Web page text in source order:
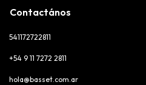
Contactános
541172722811
+54 9 11 7272 2811
hola@basset.com.ar